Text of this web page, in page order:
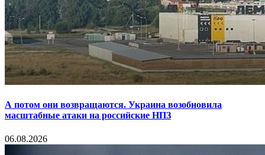
А потом они возвращаются. Украина возобновила
масштабные атаки на российские НПЗ
06.08.2026